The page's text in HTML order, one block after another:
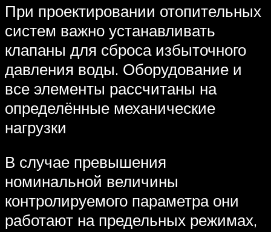
При проектировании отопительных
систем важно устанавливать
клапаны для сброса избыточного
давления воды. Оборудование и
все элементы рассчитаны на
определённые механические
нагрузки
В случае превышения
номинальной величины
контролируемого параметра они
работают на предельных режимах,